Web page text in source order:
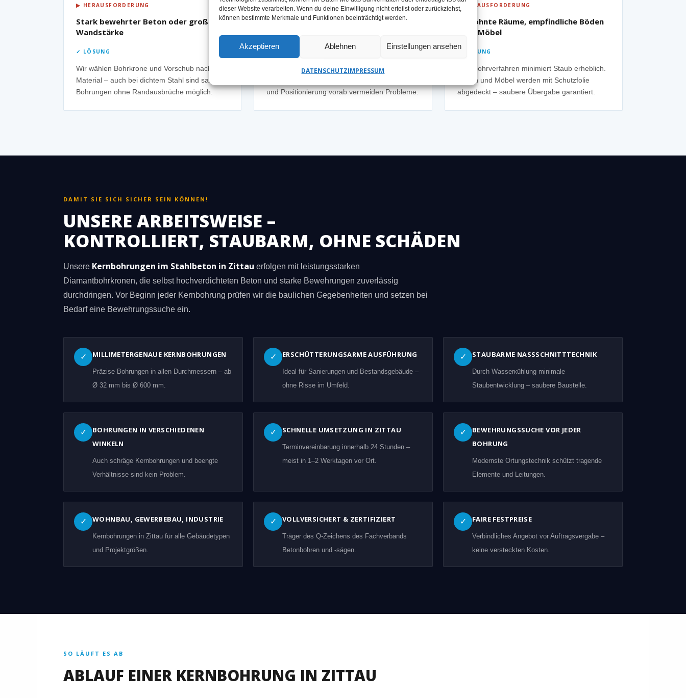
dieser Website verarbeiten. Wenn du deine Einwilligung nicht erteilst oder zurückziehst,
können bestimmte Merkmale und Funktionen beeinträchtigt werden.
Akzeptieren Ablehnen Einstellungen ansehen
DATENSCHUTZIMPRESSUM
▶ HERAUSFORDERUNG
Stark bewehrter Beton oder große
Wandstärke
✓ LÖSUNG
Wir wählen Bohrkrone und Vorschub nach
Material – auch bei dichtem Stahl sind saubere
Bohrungen ohne Randausbrüche möglich.
▶ HERAUSFORDERUNG
Wenig Platz im Technik- oder
✓ LÖSUNG
Kompakte Geräte ermöglichen Bohrungen
und Positionierung vorab vermeiden Probleme.
▶ HERAUSFORDERUNG
Bewohnte Räume, empfindliche Böden
oder Möbel
✓ LÖSUNG
Nassbohrverfahren minimiert Staub erheblich.
Böden und Möbel werden mit Schutzfolie
abgedeckt – saubere Übergabe garantiert.
DAMIT SIE SICH SICHER SEIN KÖNNEN!
UNSERE ARBEITSWEISE –
KONTROLLIERT, STAUBARM, OHNE SCHÄDEN
Unsere Kernbohrungen im Stahlbeton in Zittau erfolgen mit leistungsstarken
Diamantbohrkronen, die selbst hochverdichteten Beton und starke Bewehrungen zuverlässig
durchdringen. Vor Beginn jeder Kernbohrung prüfen wir die baulichen Gegebenheiten und setzen bei
Bedarf eine Bewehrungssuche ein.
✓ MILLIMETERGENAUE KERNBOHRUNGEN
Präzise Bohrungen in allen Durchmessern – ab
Ø 32 mm bis Ø 600 mm.
✓ ERSCHÜTTERUNGSARME AUSFÜHRUNG
Ideal für Sanierungen und Bestandsgebäude –
ohne Risse im Umfeld.
✓ STAUBARME NASSSCHNITTTECHNIK
Durch Wasserкühlung minimale
Staubentwicklung – saubere Baustelle.
✓
BOHRUNGEN IN VERSCHIEDENEN
WINKELN
Auch schräge Kernbohrungen und beengte
Verhältnisse sind kein Problem.
✓ SCHNELLE UMSETZUNG IN ZITTAU
Terminvereinbarung innerhalb 24 Stunden –
meist in 1–2 Werktagen vor Ort.
✓
BEWEHRUNGSSUCHE VOR JEDER
BOHRUNG
Modernste Ortungstechnik schützt tragende
Elemente und Leitungen.
✓ WOHNBAU, GEWERBEBAU, INDUSTRIE
Kernbohrungen in Zittau für alle Gebäudetypen
und Projektgrößen.
✓ VOLLVERSICHERT & ZERTIFIZIERT
Träger des Q-Zeichens des Fachverbands
Betonbohren und -sägen.
✓ FAIRE FESTPREISE
Verbindliches Angebot vor Auftragsvergabe –
keine versteckten Kosten.
SO LÄUFT ES AB
ABLAUF EINER KERNBOHRUNG IN ZITTAU